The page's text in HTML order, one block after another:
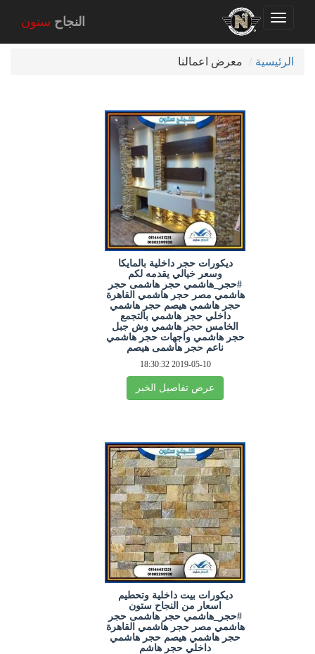
Toggle
navigation
النجاح ستون
الرئيسية معرض اعمالنا
ديكورات حجر داخلية بالمايكا
وسعر خيالي يقدمه لكم
#حجر_هاشمي حجر هاشمى حجر
هاشمي مصر حجر هاشمي القاهرة
حجر هاشمي هيصم حجر هاشمي
داخلي حجر هاشمي بالتجمع
الخامس حجر هاشمي وش جبل
حجر هاشمي واجهات حجر هاشمي
ناعم حجر هاشمى هيصم
2019-05-10 18:30:32
عرض تفاصيل الخبر
ديكورات بيت داخلية وتحطيم
اسعار من النجاح ستون
#حجر_هاشمي حجر هاشمى حجر
هاشمي مصر حجر هاشمي القاهرة
حجر هاشمي هيصم حجر هاشمي
داخلي حجر هاشم